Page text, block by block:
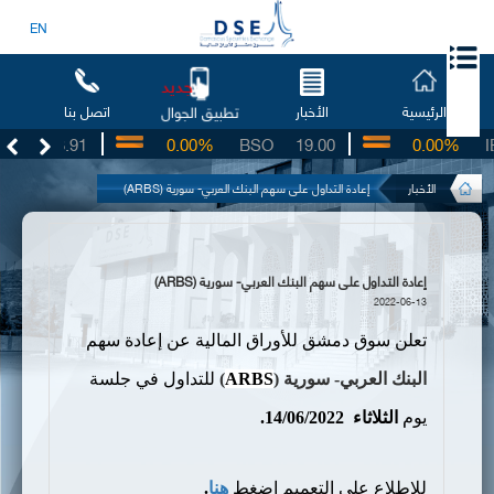
EN
الرئيسية الأخبار تطبيق الجوال
جديد
اتصل بنا
3.91 19.00
BSO
0.00% 0.00%
الأخبار إعادة التداول على سهم البنك العربي- سورية (ARBS)
إعادة التداول على سهم البنك العربي- سورية (ARBS)
2022-06-13
تعلن سوق دمشق للأوراق المالية عن إعادة سهم
البنك العربي- سورية (ARBS
) للتداول في جلسة
يوم الثلاثاء 14/06/2022.
للإطلاع على التعميم اضغط هنا.